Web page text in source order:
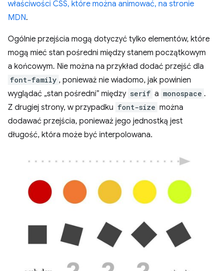
właściwości CSS, które można animować, na stronie
MDN.
Ogólnie przejścia mogą dotyczyć tylko elementów, które
mogą mieć stan pośredni między stanem początkowym
a końcowym. Nie można na przykład dodać przejść dla
font-family , ponieważ nie wiadomo, jak powinien
wyglądać „stan pośredni” między serif a monospace .
Z drugiej strony, w przypadku font-size można
dodawać przejścia, ponieważ jego jednostką jest
długość, która może być interpolowana.